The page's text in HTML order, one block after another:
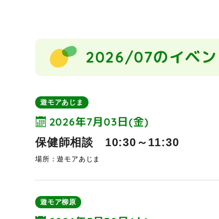
2026/07のイベン
遊モアあじま
2026年7月03日(金)
保健師相談 10:30～11:30
場所：遊モアあじま
遊モア柳原